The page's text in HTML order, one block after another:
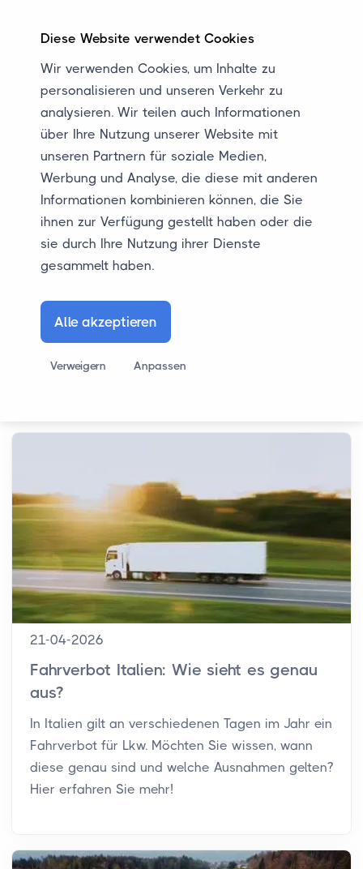
Hast du vor, ein oder mehrere
Autos von
oder nach Spanien transportieren zu
lassen? Bei JUR Autotransport
berücksichtigen wir immer die Fahrverbote
an Feiertagen und an anderen Tagen, an
denen ein Fahrverbot gelten kann. Dies
kann unsere Lieferzeiten beeinflussen, aber
dank unseres Kundenportals hast du immer
einen Echtzeit-Einblick in den Status deines
Transports. So weißt du genau, woran du
bist, unabhängig von Fahrverboten.
21-04-2026
Fahrverbot Italien: Wie sieht es genau
aus?
In Italien gilt an verschiedenen Tagen im Jahr ein
Fahrverbot für Lkw. Möchten Sie wissen, wann
diese genau sind und welche Ausnahmen gelten?
Hier erfahren Sie mehr!
Diese Website verwendet Cookies
Wir verwenden Cookies, um Inhalte zu
personalisieren und unseren Verkehr zu
analysieren. Wir teilen auch Informationen
über Ihre Nutzung unserer Website mit
unseren Partnern für soziale Medien,
Werbung und Analyse, die diese mit anderen
Informationen kombinieren können, die Sie
ihnen zur Verfügung gestellt haben oder die
sie durch Ihre Nutzung ihrer Dienste
gesammelt haben.
Verweigern Anpassen
Alle akzeptieren